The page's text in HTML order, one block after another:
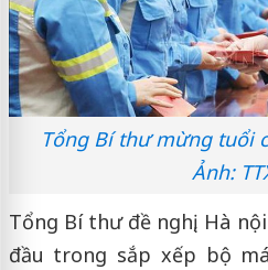
Tổng Bí thư mừng tuổi
Ảnh:
Tổng Bí thư đề nghị, Hà
đầu trong sắp xếp bộ